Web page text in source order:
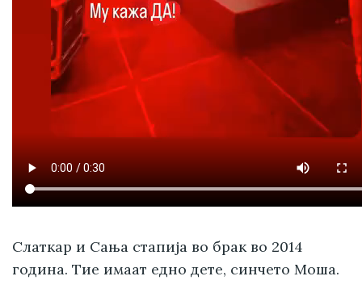
Слаткар и Сања стапија во брак во 2014
година. Тие имаат едно дете, синчето Моша.